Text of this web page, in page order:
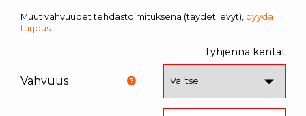
Muut vahvuudet tehdastoimituksena (täydet levyt), pyydä
tarjous
Tyhjennä kentät
Vahvuus